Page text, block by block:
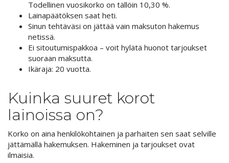
Todellinen vuosikorko on tällöin 10,30 %.
Lainapäätöksen saat heti.
Sinun tehtäväsi on jättää vain maksuton hakemus
netissä.
Ei sitoutumispakkoa – voit hylätä huonot tarjoukset
suoraan maksutta.
Ikäraja: 20 vuotta.
Kuinka suuret korot
lainoissa on?
Korko on aina henkilökohtainen ja parhaiten sen saat selville
jättämällä hakemuksen. Hakeminen ja tarjoukset ovat
ilmaisia.